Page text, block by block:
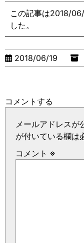
この記事は2018/
した。
2018/06/19
コメントする
メールアドレスが
が付いている欄は
コメント ※